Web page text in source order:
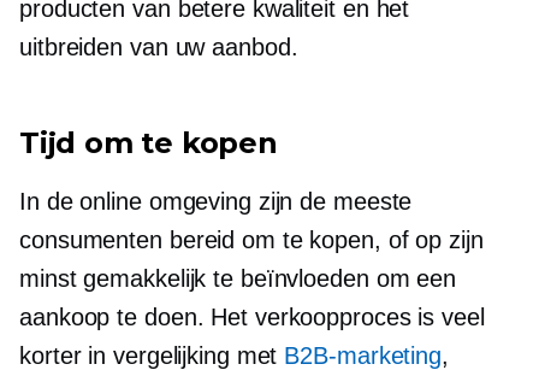
producten van betere kwaliteit en het
uitbreiden van uw aanbod.
Tijd om te kopen
In de online omgeving zijn de meeste
consumenten bereid om te kopen, of op zijn
minst gemakkelijk te beïnvloeden om een ​​
aankoop te doen. Het verkoopproces is veel
korter in vergelijking met B2B-marketing,